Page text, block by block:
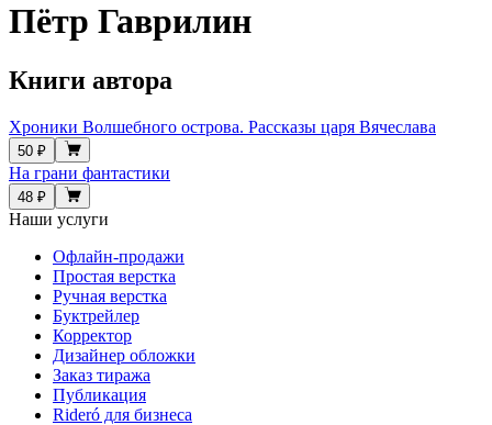
Пётр Гаврилин
Книги автора
Хроники Волшебного острова. Рассказы царя Вячеслава
50 ₽
На грани фантастики
48 ₽
Наши услуги
Офлайн-продажи
Простая верстка
Ручная верстка
Буктрейлер
Корректор
Дизайнер обложки
Заказ тиража
Публикация
Rideró для бизнеса